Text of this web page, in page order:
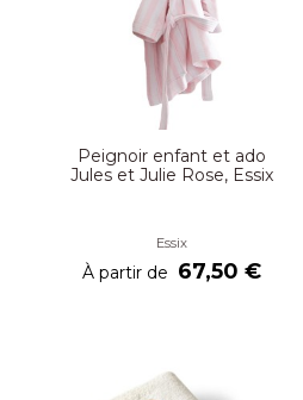
Peignoir enfant et ado
Jules et Julie Rose, Essix
Essix
À partir de 67,50 €